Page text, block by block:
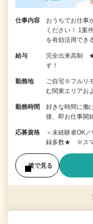
仕事内容
おうちでお仕事
ください！ 1案
を有効活用でき
給与
完全出来高制 ★
す！
勤務地
ご自宅※フルリ
む関東エリアお
勤務時間
好きな時間に働
後、即お仕事
応募資格
＜未経験者OK
録多数★ ※スマ
後で見る